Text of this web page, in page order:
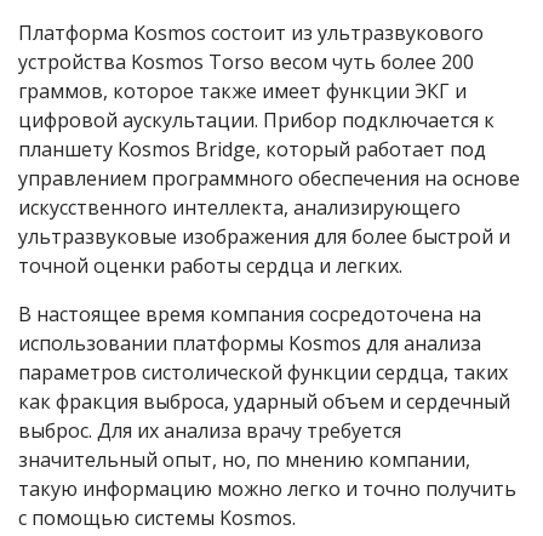
Платформа Kosmos состоит из ультразвукового
устройства Kosmos Torso весом чуть более 200
граммов, которое также имеет функции ЭКГ и
цифровой аускультации. Прибор подключается к
планшету Kosmos Bridge, который работает под
управлением программного обеспечения на основе
искусственного интеллекта, анализирующего
ультразвуковые изображения для более быстрой и
точной оценки работы сердца и легких.
В настоящее время компания сосредоточена на
использовании платформы Kosmos для анализа
параметров систолической функции сердца, таких
как фракция выброса, ударный объем и сердечный
выброс. Для их анализа врачу требуется
значительный опыт, но, по мнению компании,
такую информацию можно легко и точно получить
с помощью системы Kosmos.